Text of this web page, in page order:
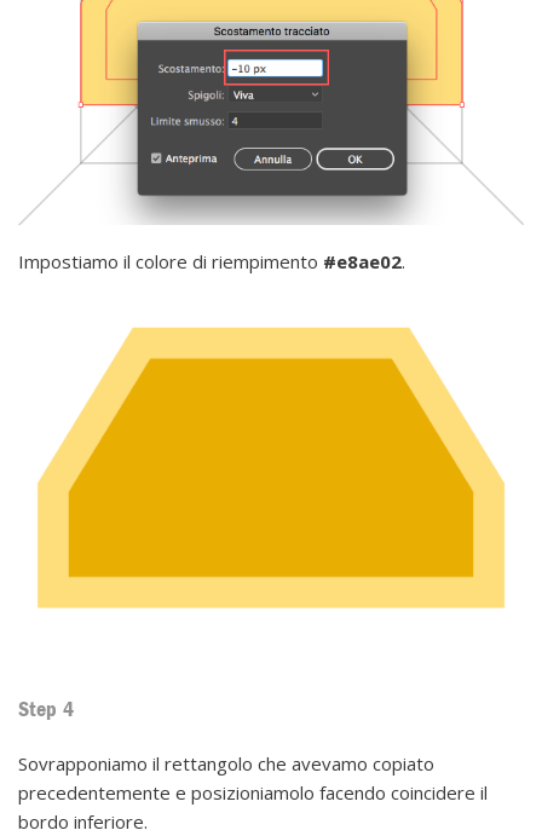
Impostiamo il colore di riempimento #e8ae02.
Step 4
Sovrapponiamo il rettangolo che avevamo copiato
precedentemente e posizioniamolo facendo coincidere il
bordo inferiore.